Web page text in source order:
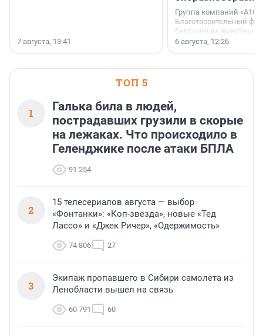
7 августа, 13:41
Группа компаний
Благотворительный
бездомным животным
заключили соглашение
6 августа, 12:26
ТОП 5
1
Галька била в людей,
пострадавших грузили в скорые
на лежаках. Что происходило в
Геленджике после атаки БПЛА
91 254
2
15 телесериалов августа — выбор
«Фонтанки»: «Коп-звезда», новые «Тед
Лассо» и «Джек Ричер», «Одержимость»
74 806 27
3
Экипаж пропавшего в Сибири самолета из
Ленобласти вышел на связь
60 791 60